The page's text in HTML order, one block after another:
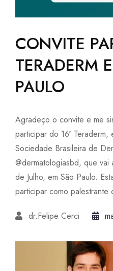
CONVITE
TERADERM
PAULO
Agradeço o convite e me
participar do 16º
Sociedade Brasileira de
@dermatologiasbd, que
de Julho, em São Paulo.
participar como
dr.Felipe Cerci